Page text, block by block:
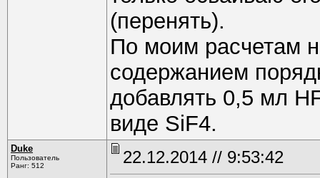
(перенять).
По моим расчетам
содержанием
добавлять 0,5 мл
виде SiF4.
Duke
Пользователь
Ранг: 512
22.12.2014 // 9:53:42